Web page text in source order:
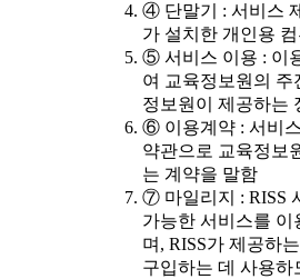
④ 단말기 : 서비스
가 설치한 개인용
⑤ 서비스 이용 : 이
여 교육정보원의 주
정보원이 제공하는
⑥ 이용계약 : 서비
약관으로 교육정보
는 계약을 말함
⑦ 마일리지 : RISS
가능한 서비스를 이
며, RISS가 제공하
구입하는 데 사용하